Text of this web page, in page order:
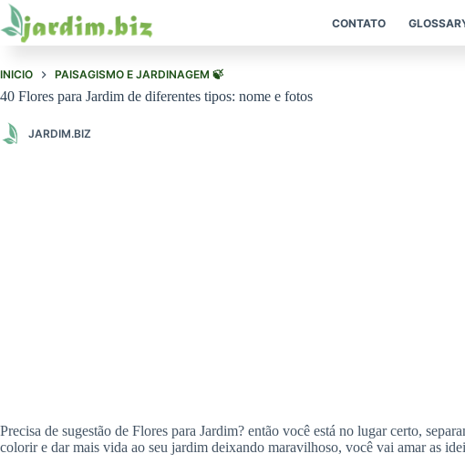
Pular
para
CONTATO
INICIO PAISAGISMO E JARDINAGEM 🍃
40 Flores para Jardim de diferentes tipos: nome e fotos
JARDIM.BIZ
Precisa de sugestão de Flores para Jardim? então você está no lugar certo,
colorir e dar mais vida ao seu jardim deixando maravilhoso, você vai amar as